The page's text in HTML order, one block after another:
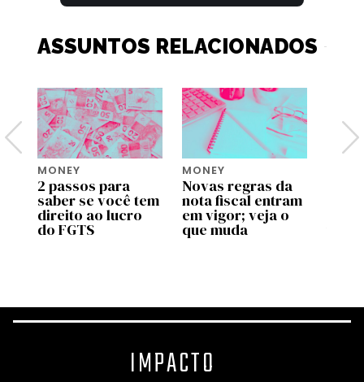
ASSUNTOS RELACIONADOS
MONEY
2 passos para
saber se você tem
direito ao lucro
do FGTS
MONEY
Novas regras da
nota fiscal entram
em vigor; veja o
que muda
IMPACTO